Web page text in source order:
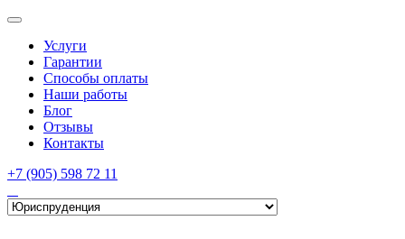
Услуги
Гарантии
Способы оплаты
Наши работы
Блог
Отзывы
Контакты
+7 (905) 598 72 11